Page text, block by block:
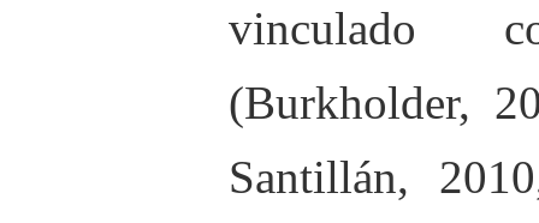
vinculado
(Burkholder,
Santillán,